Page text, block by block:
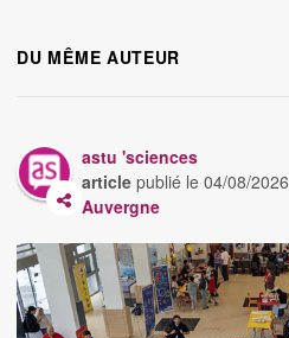
DU MÊME AUTEUR
astu 'sciences
article publié le04/08/2026
Auvergne